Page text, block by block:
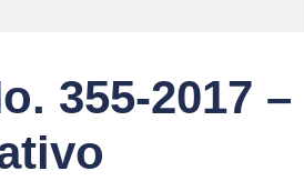
355-2017 –